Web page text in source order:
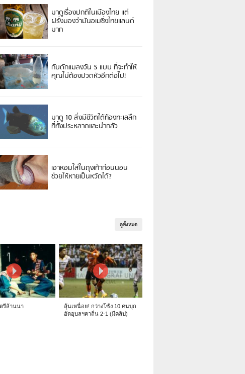
มาดูเรื่องปกติในเมืองไทย แต่
ฝรั่งมองว่ามันอเมซิ่งไทยแลนด์
มาก
กับดักแมลงวัน 5 แบบ ที่จะทำให้
คุณไม่ต้องปวดหัวอีกต่อไป!
มาดู 10 สิ่งมีชีวิตใต้ท้องทะเลลึก
ที่ทั้งประหลาดและน่ากลัว
เอาหอมใส่ในถุงเท้าก่อนนอน
ช่วยให้หายเป็นหวัดได้?
ดูทั้งหมด
รีล้านนา
ลุ้นเหนื่อย! กว่างโซ้ง 10 คนบุก
อัดอุบลฯคาถิ่น 2-1 (มีคลิป)